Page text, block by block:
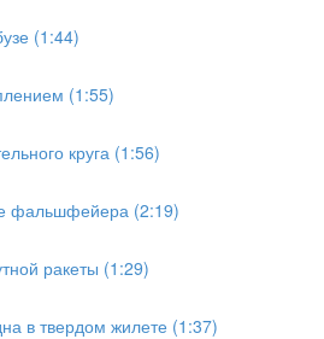
(1:44)
(1:55)
круга (1:56)
фальшфейера (2:19)
ракеты (1:29)
в твердом жилете (1:37)